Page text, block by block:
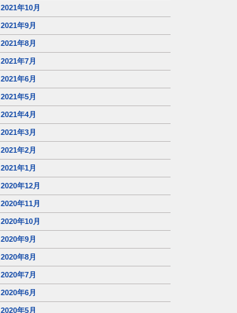
2021年10月
2021年9月
2021年8月
2021年7月
2021年6月
2021年5月
2021年4月
2021年3月
2021年2月
2021年1月
2020年12月
2020年11月
2020年10月
2020年9月
2020年8月
2020年7月
2020年6月
2020年5月